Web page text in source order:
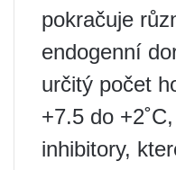
pokračuje
endogenní
určitý počet
+7.5 do
inhibitory,